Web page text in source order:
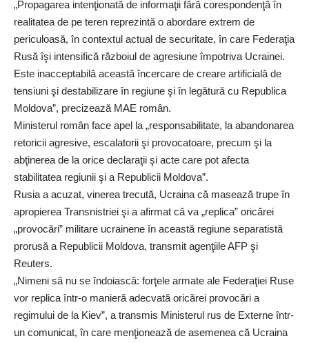
„Propagarea intenţionată de informaţii fără corespondenţă în
realitatea de pe teren reprezintă o abordare extrem de
periculoasă, în contextul actual de securitate, în care Federaţia
Rusă îşi intensifică războiul de agresiune împotriva Ucrainei.
Este inacceptabilă această încercare de creare artificială de
tensiuni şi destabilizare în regiune şi în legătură cu Republica
Moldova”, precizează MAE român.
Ministerul român face apel la „responsabilitate, la abandonarea
retoricii agresive, escalatorii şi provocatoare, precum şi la
abţinerea de la orice declaraţii şi acte care pot afecta
stabilitatea regiunii şi a Republicii Moldova”.
Rusia a acuzat, vinerea trecută, Ucraina că masează trupe în
apropierea Transnistriei şi a afirmat că va „replica” oricărei
„provocări” militare ucrainene în această regiune separatistă
prorusă a Republicii Moldova, transmit agenţiile AFP şi
Reuters.
„Nimeni să nu se îndoiască: forţele armate ale Federaţiei Ruse
vor replica într-o manieră adecvată oricărei provocări a
regimului de la Kiev”, a transmis Ministerul rus de Externe într-
un comunicat, în care menţionează de asemenea că Ucraina